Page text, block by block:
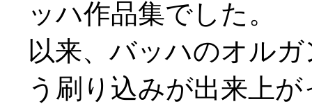
ッハ作品集でした。
以来、バッハのオル
う刷り込みが出来上